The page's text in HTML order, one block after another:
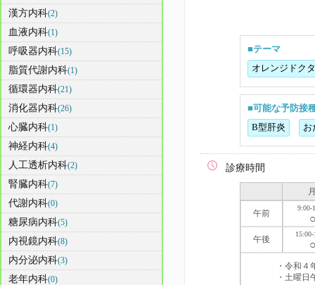
■テーマ
オレンジドク
■可能な予防接
B型肝炎
お
診療時間
午前
9:00-
午後
・令和
・土曜
漢方内科(2)
血液内科(1)
呼吸器内科(15)
脂質代謝内科(1)
循環器内科(21)
消化器内科(26)
心臓内科(1)
神経内科(4)
人工透析内科(2)
腎臓内科(7)
代謝内科(0)
糖尿病内科(5)
内視鏡内科(8)
内分泌内科(3)
老年内科(0)